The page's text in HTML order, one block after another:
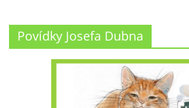
Povídky Josefa Dubna